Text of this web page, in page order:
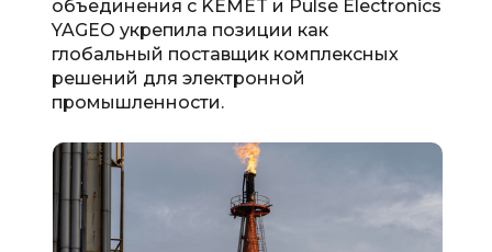
объединения с KEMET и Pulse Electronics
YAGEO укрепила позиции как
глобальный поставщик комплексных
решений для электронной
промышленности.